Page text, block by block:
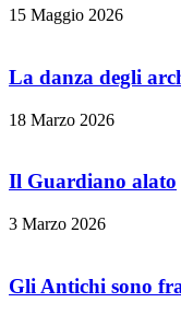
15 Maggio 2026
La danza degli
18 Marzo 2026
Il Guardiano alato
3 Marzo 2026
Gli Antichi sono